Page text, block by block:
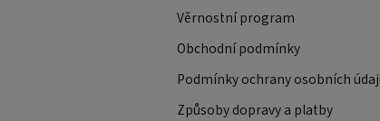
Věrnostní program
Obchodní podmínky
Podmínky ochrany osobních
Způsoby dopravy a platby